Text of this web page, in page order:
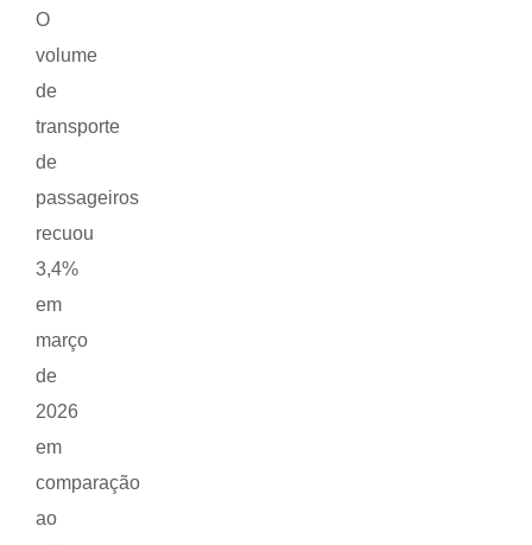
O
volume
de
transporte
de
passageiros
recuou
3,4%
em
março
de
2026
em
comparação
ao